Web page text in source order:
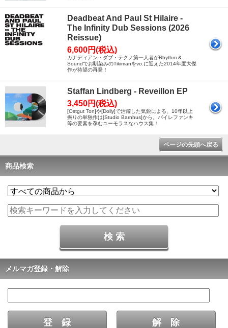
Deadbeat And Paul St Hilaire -
The Infinity Dub Sessions (2026
Reissue)
6,600円(税込)
カナディアン・ダブ・テクノ第一人者がRhythm &
Soundでお馴染みのTikimanをvo.に迎えた2014年度大傑
作が待望の再発！
Staffan Lindberg - Reveillon EP
3,450円(税込)
[Ostgut Ton]や[Dolly]で活躍した気鋭による、10年以上
振りの単独作は[Studio Barnhus]から。バイレファンキ
等の要素を孕むユーモラスなハウス集！
ページの先頭へ戻る
商品検索
メルマガ登録・解除